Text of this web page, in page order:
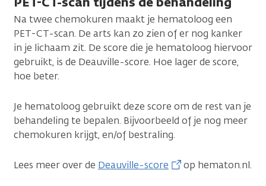
Na twee chemokuren maakt je hematoloog een
PET-CT-scan. De arts kan zo zien of er nog kanker
in je lichaam zit. De score die je hematoloog hiervoor
gebruikt, is de Deauville-score. Hoe lager de score,
hoe beter.
Je hematoloog gebruikt deze score om de rest van je
behandeling te bepalen. Bijvoorbeeld of je nog meer
chemokuren krijgt, en/of bestraling.
Lees meer over de Deauville-score op hematon.nl.